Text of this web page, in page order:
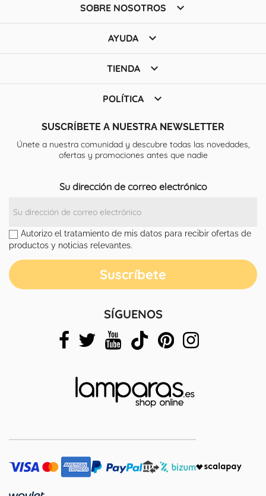
SOBRE NOSOTROS 
AYUDA 
TIENDA 
POLÍTICA 
SUSCRÍBETE A NUESTRA NEWSLETTER
Únete a nuestra comunidad y descubre todas las novedades,
ofertas y promociones antes que nadie
Su dirección de correo electrónico
Autorizo el tratamiento de mis datos para recibir ofertas de
productos y noticias relevantes.
SÍGUENOS